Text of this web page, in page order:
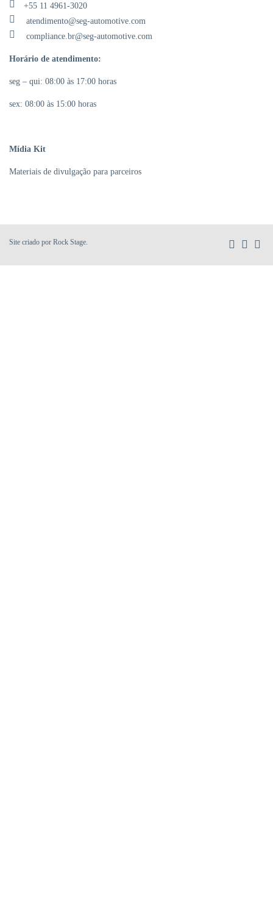
+55 11 4961-3020
atendimento@seg-automotive.com
compliance.br@seg-automotive.com
Horário de atendimento:
seg – qui: 08:00 às 17:00 horas
sex: 08:00 às 15:00 horas
Mídia Kit
Materiais de divulgação para parceiros
Site criado por Rock Stage